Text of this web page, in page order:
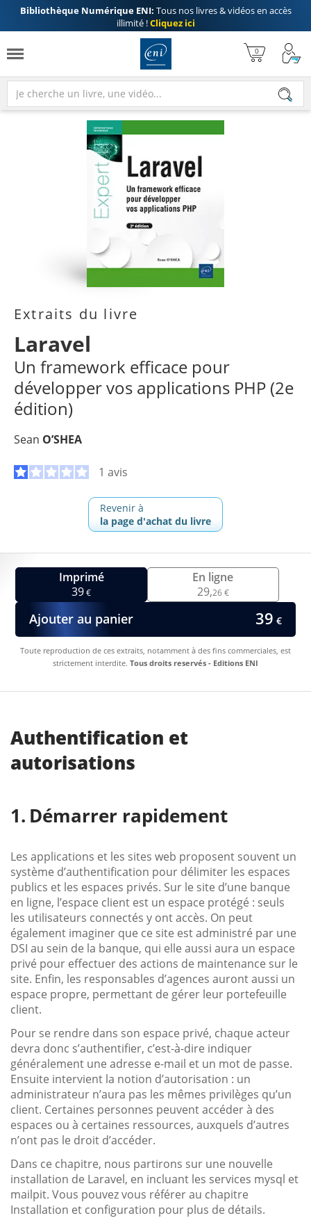
Bibliothèque Numérique ENI: Tous nos livres & vidéos en accès
illimité !Cliquez ici
Extraits du livre
Laravel
Un framework efficace pour
développer vos applications PHP (2e
édition)
Sean O’SHEA
1 avis
Revenir à
la page d'achat du livre
Imprimé
39€
En ligne
29,26 €
Ajouter au panier 39 €
Toute reproduction de ces extraits, notamment à des fins commerciales, est
strictement interdite. Tous droits reservés - Editions ENI
Authentification et
autorisations
Démarrer rapidement
Les applications et les sites web proposent souvent un
système d’authentification pour délimiter les espaces
publics et les espaces privés. Sur le site d’une banque
en ligne, l’espace client est un espace protégé : seuls
les utilisateurs connectés y ont accès. On peut
également imaginer que ce site est administré par une
DSI au sein de la banque, qui elle aussi aura un espace
privé pour effectuer des actions de maintenance sur le
site. Enfin, les responsables d’agences auront aussi un
espace propre, permettant de gérer leur portefeuille
client.
Pour se rendre dans son espace privé, chaque acteur
devra donc s’authentifier, c’est-à-dire indiquer
généralement une adresse e-mail et un mot de passe.
Ensuite intervient la notion d’autorisation : un
administrateur n’aura pas les mêmes privilèges qu’un
client. Certaines personnes peuvent accéder à des
espaces ou à certaines ressources, auxquels d’autres
n’ont pas le droit d’accéder.
Dans ce chapitre, nous partirons sur une nouvelle
installation de Laravel, en incluant les services mysql et
mailpit. Vous pouvez vous référer au chapitre
Installation et configuration pour plus de détails.